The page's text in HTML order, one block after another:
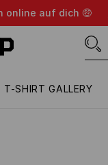
online auf dich 🤑
T-SHIRT GALLERY